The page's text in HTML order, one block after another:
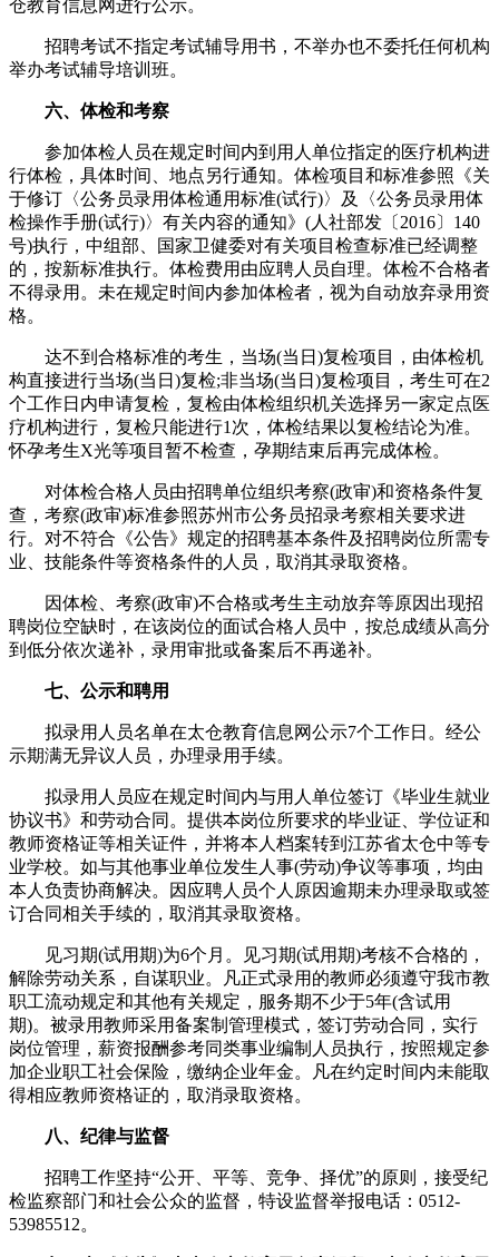
仓教育信息网进行公示。
招聘考试不指定考试辅导用书，不举办也不委托任何机构
举办考试辅导培训班。
六、体检和考察
参加体检人员在规定时间内到用人单位指定的医疗机构进
行体检，具体时间、地点另行通知。体检项目和标准参照《关
于修订〈公务员录用体检通用标准(试行)〉及〈公务员录用体
检操作手册(试行)〉有关内容的通知》(人社部发〔2016〕140
号)执行，中组部、国家卫健委对有关项目检查标准已经调整
的，按新标准执行。体检费用由应聘人员自理。体检不合格者
不得录用。未在规定时间内参加体检者，视为自动放弃录用资
格。
达不到合格标准的考生，当场(当日)复检项目，由体检机
构直接进行当场(当日)复检;非当场(当日)复检项目，考生可在2
个工作日内申请复检，复检由体检组织机关选择另一家定点医
疗机构进行，复检只能进行1次，体检结果以复检结论为准。
怀孕考生X光等项目暂不检查，孕期结束后再完成体检。
对体检合格人员由招聘单位组织考察(政审)和资格条件复
查，考察(政审)标准参照苏州市公务员招录考察相关要求进
行。对不符合《公告》规定的招聘基本条件及招聘岗位所需专
业、技能条件等资格条件的人员，取消其录取资格。
因体检、考察(政审)不合格或考生主动放弃等原因出现招
聘岗位空缺时，在该岗位的面试合格人员中，按总成绩从高分
到低分依次递补，录用审批或备案后不再递补。
七、公示和聘用
拟录用人员名单在太仓教育信息网公示7个工作日。经公
示期满无异议人员，办理录用手续。
拟录用人员应在规定时间内与用人单位签订《毕业生就业
协议书》和劳动合同。提供本岗位所要求的毕业证、学位证和
教师资格证等相关证件，并将本人档案转到江苏省太仓中等专
业学校。如与其他事业单位发生人事(劳动)争议等事项，均由
本人负责协商解决。因应聘人员个人原因逾期未办理录取或签
订合同相关手续的，取消其录取资格。
见习期(试用期)为6个月。见习期(试用期)考核不合格的，
解除劳动关系，自谋职业。凡正式录用的教师必须遵守我市教
职工流动规定和其他有关规定，服务期不少于5年(含试用
期)。被录用教师采用备案制管理模式，签订劳动合同，实行
岗位管理，薪资报酬参考同类事业编制人员执行，按照规定参
加企业职工社会保险，缴纳企业年金。凡在约定时间内未能取
得相应教师资格证的，取消录取资格。
八、纪律与监督
招聘工作坚持“公开、平等、竞争、择优”的原则，接受纪
检监察部门和社会公众的监督，特设监督举报电话：0512-
53985512。